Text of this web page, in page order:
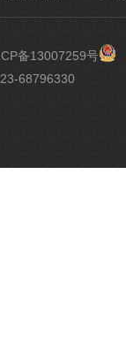
备13007259号 渝
68796330